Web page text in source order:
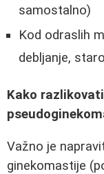
samostalno)
Kod odraslih
debljanje,
Kako
Važno je
ginekomastije